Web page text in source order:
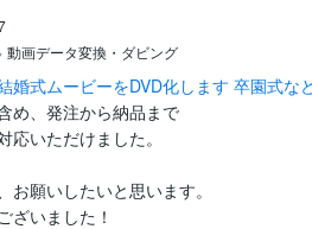
動画データ変換・ダビング
婚式ムービーをDVD化します 卒園式な
め、発注から納品まで
応いただけました。
お願いしたいと思います。
ざいました！